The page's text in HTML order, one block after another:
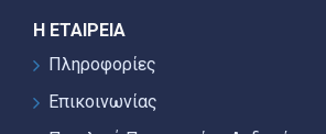
Η ΕΤΑΙΡΕΊΑ
Πληροφορίες
Επικοινωνίας